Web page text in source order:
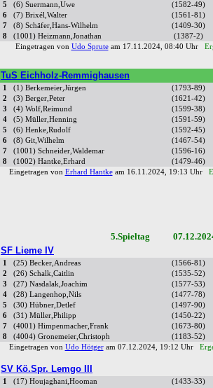
5
(6) Suermann,Uwe
(1582-49)
6
(7) Brixél,Walter
(1561-81)
7
(8) Schäfer,Hans-Wilhelm
(1409-30)
8
(1001) Heizmann,Jonathan
(1387-2)
Eingetragen von Udo Spruteam 17.11.2024, 08:40 Uhr
TuS Eichholz-Remmighausen
1 (1) Berkemeier,Jürgen
(1793-89)
2
(3) Berger,Peter
(1621-42)
3
(4) Wolf,Reimund
(1599-38)
4
(5) Müller,Henning
(1591-59)
5
(6) Henke,Rudolf
(1592-45)
6
(8) Git,Wilhelm
(1467-54)
7
(1001) Schneider,Waldemar
(1596-16)
8
(1002) Hantke,Erhard
(1479-46)
Eingetragen von Erhard Hantkeam 16.11.2024, 19:13 Uhr
5.Spieltag
SF Lieme IV
1 (25) Becker,Andreas
(1566-81)
2
(26) Schalk,Caitlin
(1535-52)
3
(27) Nasdalak,Joachim
(1577-53)
4
(28) Langenhop,Nils
(1477-78)
5
(30) Hübner,Detlef
(1497-90)
6
(31) Müller,Philipp
(1450-22)
7
(4001) Himpenmacher,Frank
(1673-80)
8
(4004) Gronemeier,Christoph
(1183-52)
Eingetragen von Udo Hötgeram 07.12.2024, 19:12 Uhr
SV Kö.Spr. Lemgo III
1 (17) Houjaghani,Hooman (1433-33)